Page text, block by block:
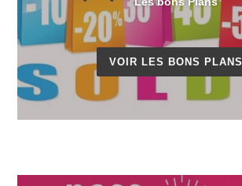
VOIR LES BONS PLANS